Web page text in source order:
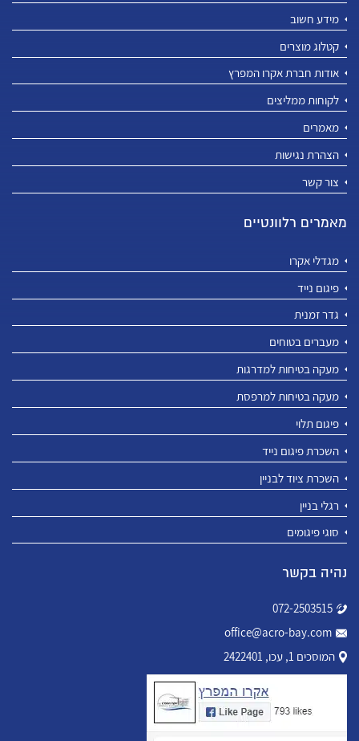
מידע חשוב
קטלוג מוצרים
אודות חברת אקרו המפרץ
לקוחות ממליצים
מאמרים
הצהרת נגישות
צור קשר
מאמרים רלוונטיים
מגדלי אקרו
פיגום נייד
גדר זמנית
מעברים בטוחים
מעקה בטיחות למדרגות
מעקה בטיחות למרפסת
פיגום תלוי
השכרת פיגום נייד
השכרת ציוד לבניין
רגלי בניין
סוגי פיגומים
נהיה בקשר
072-2503515
office@acro-bay.com
המוסכים 1, עכו, 2422401